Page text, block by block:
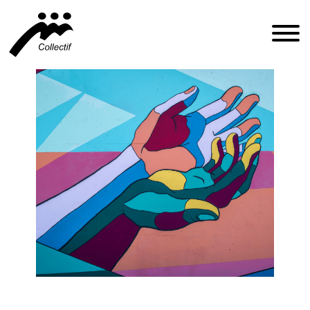
FRANÇAIS
ENGLISH
ESPAÑOL
INFO@CFIQ.CA
(514) 279-4246